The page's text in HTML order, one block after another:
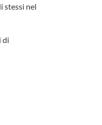
stessi nel
di